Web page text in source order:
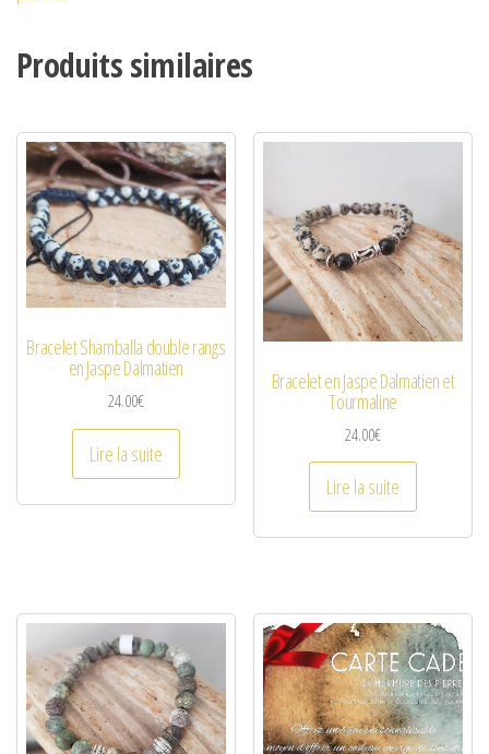
Produits similaires
Bracelet Shamballa double rangs
en Jaspe Dalmatien
24.00€
Lire la suite
Bracelet en Jaspe Dalmatien et
Tourmaline
24.00€
Lire la suite